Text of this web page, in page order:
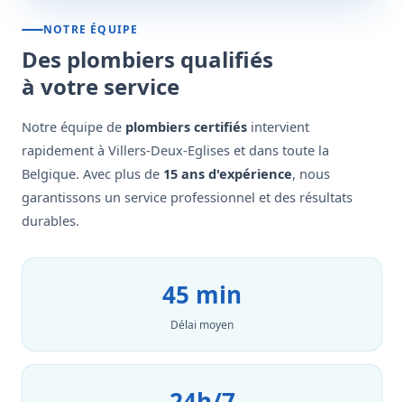
NOTRE ÉQUIPE
Des plombiers qualifiés
à votre service
Notre équipe de plombiers certifiés intervient
rapidement à Villers-Deux-Eglises et dans toute la
Belgique. Avec plus de 15 ans d'expérience, nous
garantissons un service professionnel et des résultats
durables.
45 min
Délai moyen